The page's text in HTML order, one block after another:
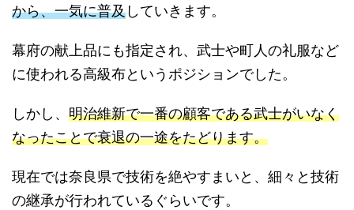
から、一気に普及 していきます。
幕府の献上品にも指定され、武士や町人の礼服など
に使われる高級布というポジションでした。
しかし、 明治維新で一番の顧客である武士がいなく
なったことで衰退の一途をたどります。
現在では奈良県で技術を絶やすまいと、細々と技術
の継承が行われているぐらいです。